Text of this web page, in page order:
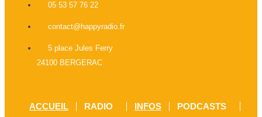
05 53 57 76 22
contact@happyradio.fr
5 place Jules Ferry
24100 BERGERAC
ACCUEIL RADIO INFOS PODCASTS